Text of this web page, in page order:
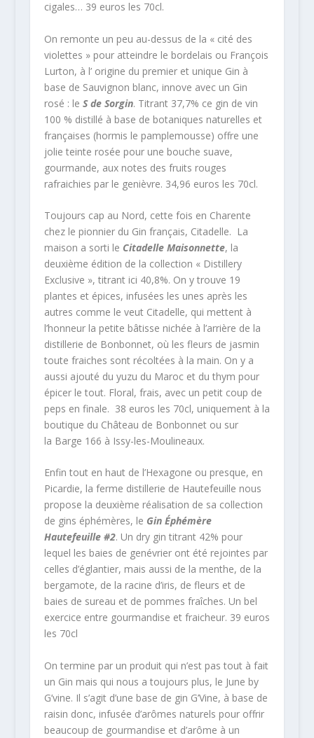
cigales… 39 euros les 70cl.
On remonte un peu au-dessus de la « cité des
violettes » pour atteindre le bordelais ou François
Lurton, à l’ origine du premier et unique Gin à
base de Sauvignon blanc, innove avec un Gin
rosé : le S de Sorgin. Titrant 37,7% ce gin de vin
100 % distillé à base de botaniques naturelles et
françaises (hormis le pamplemousse) offre une
jolie teinte rosée pour une bouche suave,
gourmande, aux notes des fruits rouges
rafraichies par le genièvre. 34,96 euros les 70cl.
Toujours cap au Nord, cette fois en Charente
chez le pionnier du Gin français, Citadelle. La
maison a sorti le Citadelle Maisonnette, la
deuxième édition de la collection « Distillery
Exclusive », titrant ici 40,8%. On y trouve 19
plantes et épices, infusées les unes après les
autres comme le veut Citadelle, qui mettent à
l’honneur la petite bâtisse nichée à l’arrière de la
distillerie de Bonbonnet, où les fleurs de jasmin
toute fraiches sont récoltées à la main. On y a
aussi ajouté du yuzu du Maroc et du thym pour
épicer le tout. Floral, frais, avec un petit coup de
peps en finale. 38 euros les 70cl, uniquement à la
boutique du Château de Bonbonnet ou sur
la Barge 166 à Issy-les-Moulineaux.
Enfin tout en haut de l’Hexagone ou presque, en
Picardie, la ferme distillerie de Hautefeuille nous
propose la deuxième réalisation de sa collection
de gins éphémères, le Gin Éphémère
Hautefeuille #2. Un dry gin titrant 42% pour
lequel les baies de genévrier ont été rejointes par
celles d’églantier, mais aussi de la menthe, de la
bergamote, de la racine d’iris, de fleurs et de
baies de sureau et de pommes fraîches. Un bel
exercice entre gourmandise et fraicheur. 39 euros
les 70cl
On termine par un produit qui n’est pas tout à fait
un Gin mais qui nous a toujours plus, le June by
G’vine. Il s’agit d’une base de gin G’Vine, à base de
raisin donc, infusée d’arômes naturels pour offrir
beaucoup de gourmandise et d’arôme à un